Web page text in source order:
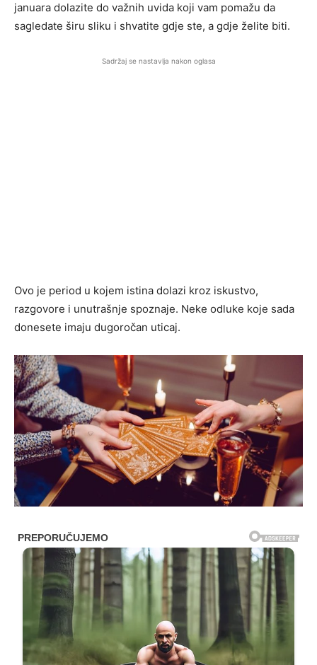
januara dolazite do važnih uvida koji vam pomažu da
sagledate širu sliku i shvatite gdje ste, a gdje želite biti.
Sadržaj se nastavlja nakon oglasa
Ovo je period u kojem istina dolazi kroz iskustvo,
razgovore i unutrašnje spoznaje. Neke odluke koje sada
donesete imaju dugoročan uticaj.